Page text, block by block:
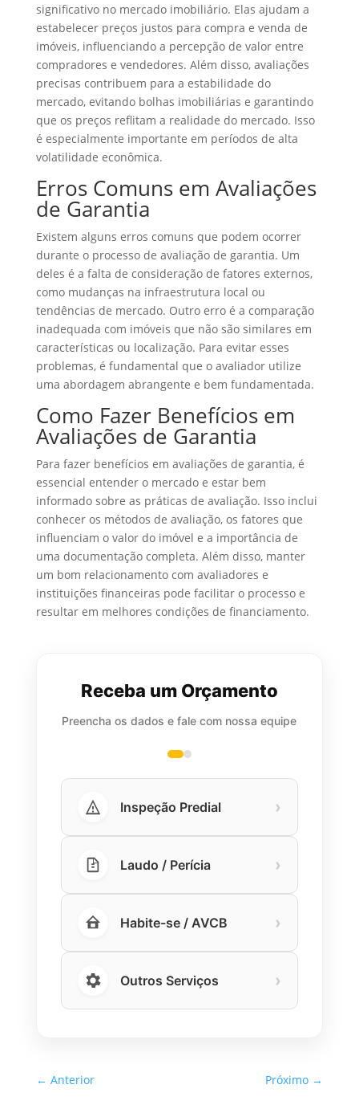
significativo no mercado imobiliário. Elas ajudam a
estabelecer preços justos para compra e venda de
imóveis, influenciando a percepção de valor entre
compradores e vendedores. Além disso, avaliações
precisas contribuem para a estabilidade do
mercado, evitando bolhas imobiliárias e garantindo
que os preços reflitam a realidade do mercado. Isso
é especialmente importante em períodos de alta
volatilidade econômica.
Erros Comuns em Avaliações
de Garantia
Existem alguns erros comuns que podem ocorrer
durante o processo de avaliação de garantia. Um
deles é a falta de consideração de fatores externos,
como mudanças na infraestrutura local ou
tendências de mercado. Outro erro é a comparação
inadequada com imóveis que não são similares em
características ou localização. Para evitar esses
problemas, é fundamental que o avaliador utilize
uma abordagem abrangente e bem fundamentada.
Como Fazer Benefícios em
Avaliações de Garantia
Para fazer benefícios em avaliações de garantia, é
essencial entender o mercado e estar bem
informado sobre as práticas de avaliação. Isso inclui
conhecer os métodos de avaliação, os fatores que
influenciam o valor do imóvel e a importância de
uma documentação completa. Além disso, manter
um bom relacionamento com avaliadores e
instituições financeiras pode facilitar o processo e
resultar em melhores condições de financiamento.
Receba um Orçamento
Preencha os dados e fale com nossa equipe
Inspeção Predial ›
Laudo / Perícia ›
Habite-se / AVCB ›
Outros Serviços ›
← Anterior Próximo →